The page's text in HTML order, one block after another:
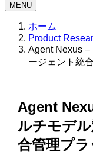
MENU
ホーム
Product
Agent Nexus –
ージェント統
Agent
ルチモデ
合管理プ